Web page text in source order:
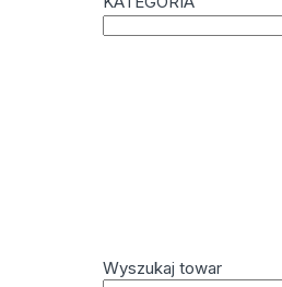
Wyszukaj towar